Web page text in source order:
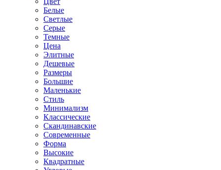
Белые
Светлые
Серые
Темные
Цена
Элитные
Дешевые
Размеры
Большие
Маленькие
Стиль
Минимализм
Классические
Скандинавские
Современные
Форма
Высокие
Квадратные